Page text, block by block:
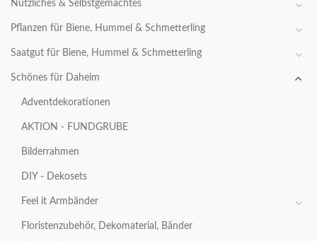
Nützliches & Selbstgemachtes
Pflanzen für Biene, Hummel & Schmetterling
Saatgut für Biene, Hummel & Schmetterling
Schönes für Daheim
Adventdekorationen
AKTION - FUNDGRUBE
Bilderrahmen
DIY - Dekosets
Feel it Armbänder
Floristenzubehör, Dekomaterial, Bänder